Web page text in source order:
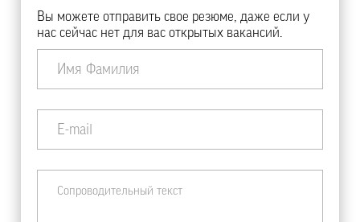
Вы можете отправить свое резюме, даже если у
нас сейчас нет для вас открытых вакансий.